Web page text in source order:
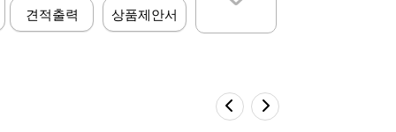
견적출력 상품제안서